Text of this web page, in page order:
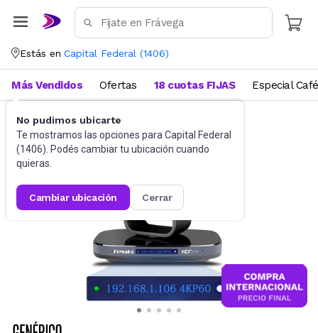
Estás en Capital Federal (1406)
No pudimos ubicarte
Te mostramos las opciones para Capital Federal
(1406). Podés cambiar tu ubicación cuando
quieras.
cambiar ubicación cerrar
Más Vendidos Ofertas 18 cuotas FIJAS Especial Café
Accesorios de Informática